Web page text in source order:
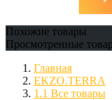
Похожие товары
Просмотренные
Главная
EKZO.TERRA
1.1 Все товары